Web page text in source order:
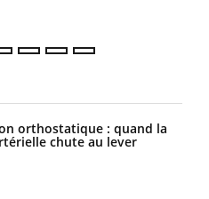
orthostatique : quand la
chute au lever